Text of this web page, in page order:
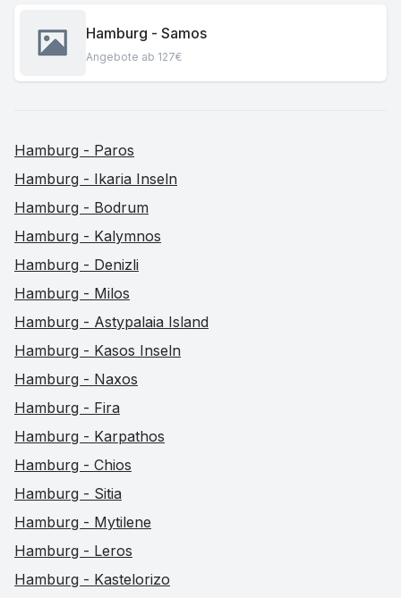
Hamburg - Samos
Angebote ab 127€
Hamburg - Paros
Hamburg - Ikaria Inseln
Hamburg - Bodrum
Hamburg - Kalymnos
Hamburg - Denizli
Hamburg - Milos
Hamburg - Astypalaia Island
Hamburg - Kasos Inseln
Hamburg - Naxos
Hamburg - Fira
Hamburg - Karpathos
Hamburg - Chios
Hamburg - Sitia
Hamburg - Mytilene
Hamburg - Leros
Hamburg - Kastelorizo